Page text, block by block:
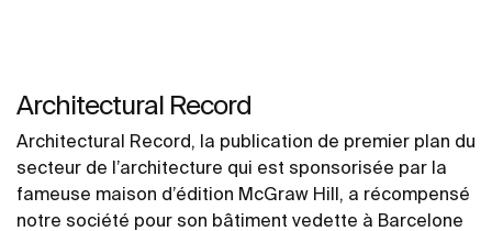
Architectural Record
Architectural Record, la publication de premier plan du
secteur de l’architecture qui est sponsorisée par la
fameuse maison d’édition McGraw Hill, a récompensé
notre société pour son bâtiment vedette à Barcelone